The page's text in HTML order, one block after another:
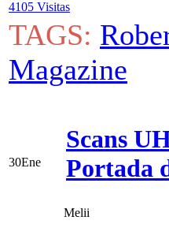
4105 Visitas
TAGS:
Magazine
30Ene
Scans
Portada
Melii